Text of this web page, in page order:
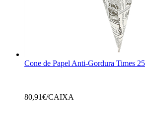
Cone de Papel Anti-Gordura Times
80,91€/CAIXA